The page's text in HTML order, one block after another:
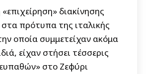
«επιχείρηση» διακίνησης
πρότυπα της ιταλικής
οποία συμμετείχαν ακόμα
είχαν στήσει τέσσερις
στο Ζεφύρι